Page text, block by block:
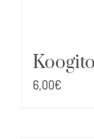
6,00€